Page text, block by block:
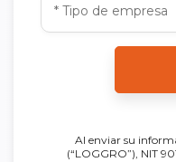
Al enviar su
(“LOGGRO”), NIT